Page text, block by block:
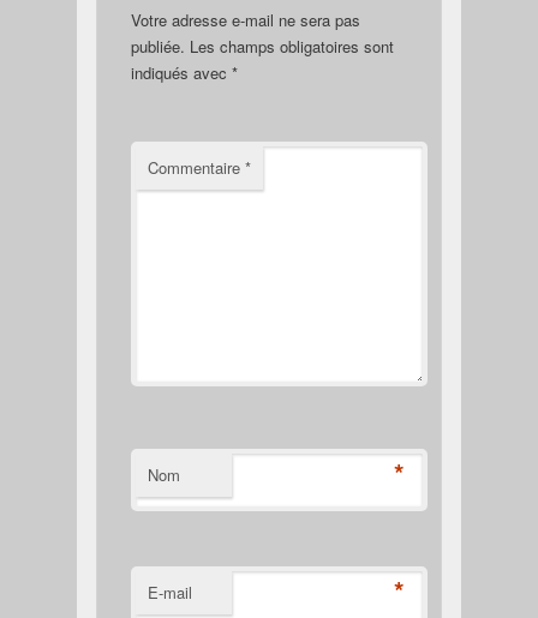
Votre adresse e-mail ne sera pas
publiée. Les champs obligatoires sont
indiqués avec *
Commentaire *
Nom *
E-mail *